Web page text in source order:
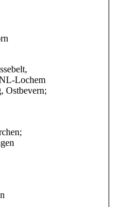
Lochem
Ostbevern;